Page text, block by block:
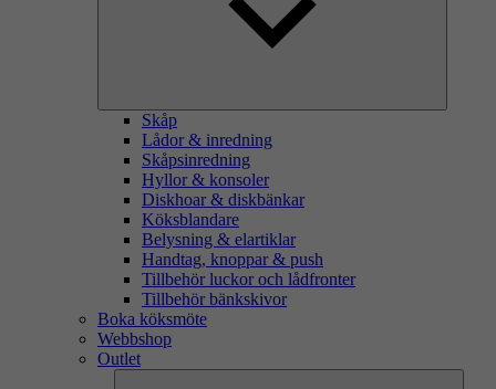
Skåp
Lådor & inredning
Skåpsinredning
Hyllor & konsoler
Diskhoar & diskbänkar
Köksblandare
Belysning & elartiklar
Handtag, knoppar & push
Tillbehör luckor och lådfronter
Tillbehör bänkskivor
Boka köksmöte
Webbshop
Outlet